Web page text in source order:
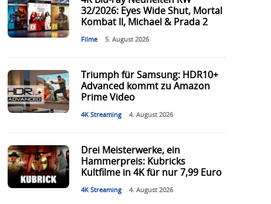
32/2026: Eyes Wide Shut, Mortal
Kombat II, Michael & Prada 2
Filme 5. August 2026
Triumph für Samsung: HDR10+
Advanced kommt zu Amazon
Prime Video
4K Streaming 4. August 2026
Drei Meisterwerke, ein
Hammerpreis: Kubricks
Kultfilme in 4K für nur 7,99 Euro
4K Streaming 4. August 2026